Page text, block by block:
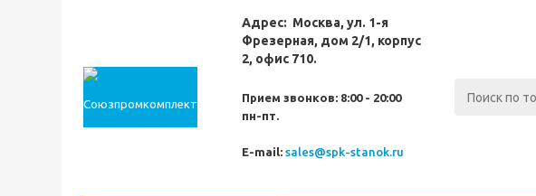
Адрес: Москва, ул. 1-я
Фрезерная, дом 2/1, корпус
2, офис 710.
Прием звонков: 8:00 - 20:00
пн-пт.
E-mail: sales@spk-stanok.ru